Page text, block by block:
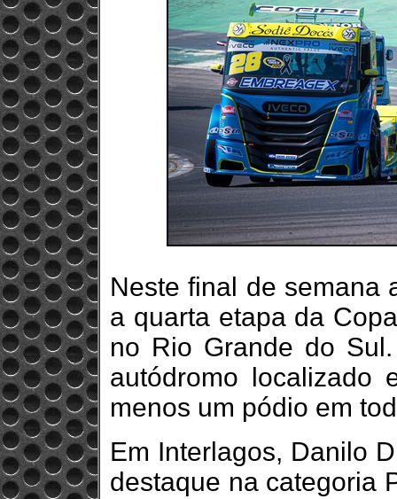
Neste final de semana
a quarta etapa da
no Rio Grande do
autódromo localizado
menos um pódio em
Em Interlagos, Danilo
destaque na categoria